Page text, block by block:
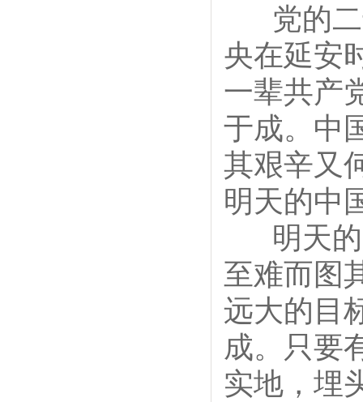
党的二
央在延安
一辈共产
于成。中
其艰辛又
明天的中
明天的
至难而图
远大的目
成。只要
实地，埋